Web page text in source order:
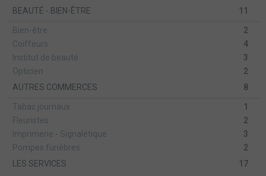
BEAUTÉ - BIEN-ÊTRE
11
Bien-être
2
Coiffeurs
4
Institut de beauté
3
Opticien
2
AUTRES COMMERCES
8
Tabac journaux
1
Fleuristes
2
Imprimerie - Signalétique
3
Pompes funèbres
2
LES SERVICES
17